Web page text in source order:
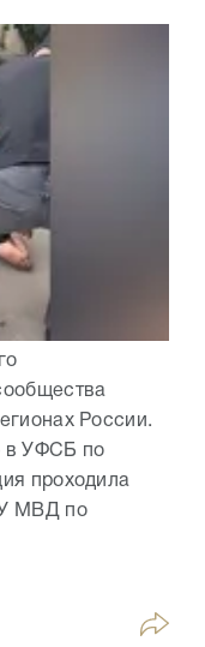
России.
в УФСБ по
проходила
МВД по